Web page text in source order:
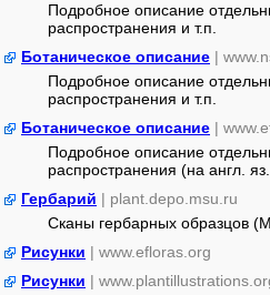
Подробное описание
распространения и т.п.
Ботаническое описание |
Подробное описание
распространения и т.п.
Ботаническое описание |
Подробное описание
распространения (на англ.
Гербарий | plant.depo.msu.ru
Сканы гербарных образцов
Рисунки | www.efloras.org
Рисунки |